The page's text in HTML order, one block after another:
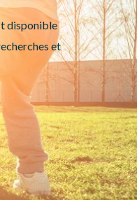
disponible
et